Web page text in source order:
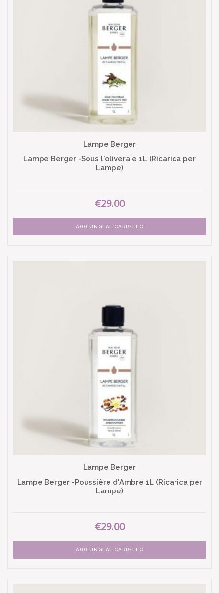
Lampe Berger
Lampe Berger -Sous l'oliveraie 1L (Ricarica per
Lampe)
€29.00
AGGIUNGI AL CARRELLO
Lampe Berger
Lampe Berger -Poussière d'Ambre 1L (Ricarica per
Lampe)
€29.00
AGGIUNGI AL CARRELLO